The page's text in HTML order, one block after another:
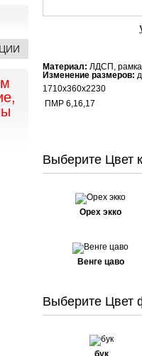
Материал: ЛДСП,
Изменение размеров:
1710х360х2230
ПМР 6,16,17
Выберите Цвет
Орех экко
Венге цаво
Выберите Цвет
бук